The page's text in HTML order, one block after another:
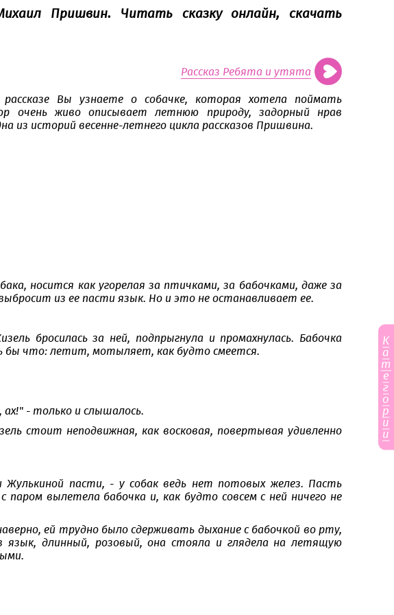
Пришвин. Читать сказку онлайн, скачать
Рассказ Ребята и утята
Вы узнаете о собачке, которая хотела поймать
очень живо описывает летнюю природу, задорный нрав
из историй весенне-летнего цикла рассказов Пришвина.
носится как угорелая за птичками, за бабочками, даже за
из ее пасти язык. Но и это не останавливает ее.
бросилась за ней, подпрыгнула и промахнулась. Бабочка
бы что: летит, мотыляет, как будто смеется.
ах!" - только и слышалось.
стоит неподвижная, как восковая, повертывая удивленно
пасти, - у собак ведь нет потовых желез. Пасть
вылетела бабочка и, как будто совсем с ней ничего не
ей трудно было сдерживать дыхание с бабочкой во рту,
язык, длинный, розовый, она стояла и глядела на летящую
К
а
т
е
г
о
р
и
и